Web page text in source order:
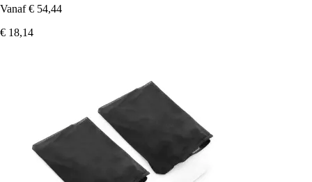
Vanaf € 54,44
€ 18,14